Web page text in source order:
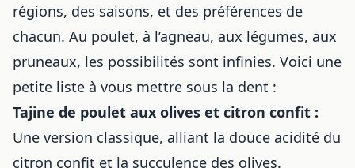
régions, des saisons, et des préférences de
chacun. Au poulet, à l’agneau, aux légumes, aux
pruneaux, les possibilités sont infinies. Voici une
petite liste à vous mettre sous la dent :
Tajine de poulet aux olives et citron confit :
Une version classique, alliant la douce acidité du
citron confit et la succulence des olives.